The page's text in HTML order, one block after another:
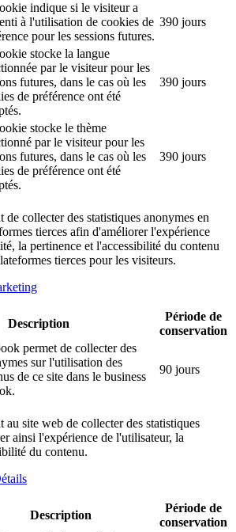
indique si le visiteur a
à l'utilisation de cookies de
pour les sessions futures.
390 jours
stocke la langue
par le visiteur pour les
futures, dans le cas où les
de préférence ont été
390 jours
stocke le thème
par le visiteur pour les
futures, dans le cas où les
de préférence ont été
390 jours
de collecter des statistiques anonymes en
tierces afin d'améliorer l'expérience
la pertinence et l'accessibilité du contenu
tierces pour les visiteurs.
Description
Période de
conservation
permet de collecter des
sur l'utilisation des
de ce site dans le business
90 jours
au site web de collecter des statistiques
ainsi l'expérience de l'utilisateur, la
du contenu.
Description
Période de
conservation